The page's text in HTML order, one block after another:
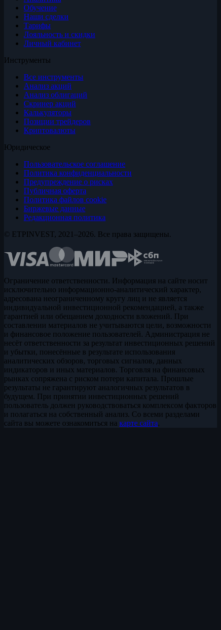
Обучение
Наши сделки
Тарифы
Лояльность и скидки
Личный кабинет
Инструменты
Все инструменты
Анализ акций
Анализ облигаций
Скринер акций
Калькуляторы
Позиции трейдеров
Криптовалюты
Юридическое
Пользовательское соглашение
Политика конфиденциальности
Предупреждение о рисках
Публичная оферта
Политика файлов cookie
Биржевые данные
Редакционная политика
© ETPINVEST, 2021–2026. Все права защищены.
Ограничение ответственности. Информация на сайте носит
исключительно информационно-аналитический характер,
адресована неограниченному кругу лиц и не является
индивидуальной инвестиционной рекомендацией, а также
гарантией или обещанием доходности вложений. При
составлении материалов не учитываются цели, возможности
и финансовое положение пользователей. Администрация не
несёт ответственности за результат инвестиционных решений
и убытки, понесённые в результате использования
аналитических обзоров, торговых сигналов, данных
индикаторов и иных материалов. Торговля на финансовых
рынках сопряжена с риском потери капитала. Прошлые
результаты не гарантируют аналогичных результатов в
будущем. При принятии инвестиционных решений
пользователь должен руководствоваться комплексом факторов
и полагаться на собственный анализ. Со всеми разделами
сайта вы можете ознакомиться на карте сайта.